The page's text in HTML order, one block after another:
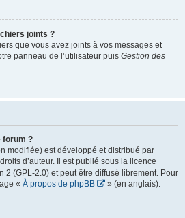
joints ?
que vous avez joints à vos messages et
panneau de l’utilisateur puis Gestion des
forum ?
modifiée) est développé et distribué par
d’auteur. Il est publié sous la licence
2 (GPL-2.0) et peut être diffusé librement. Pour
« À propos de phpBB » (en anglais).